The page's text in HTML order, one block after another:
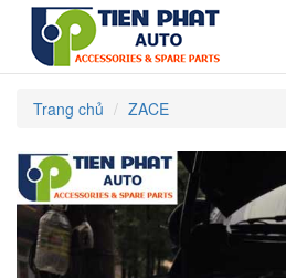
Trang chủ ZACE